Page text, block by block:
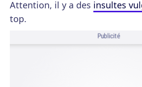
Attention, il y a des insultes
top.
Publicité